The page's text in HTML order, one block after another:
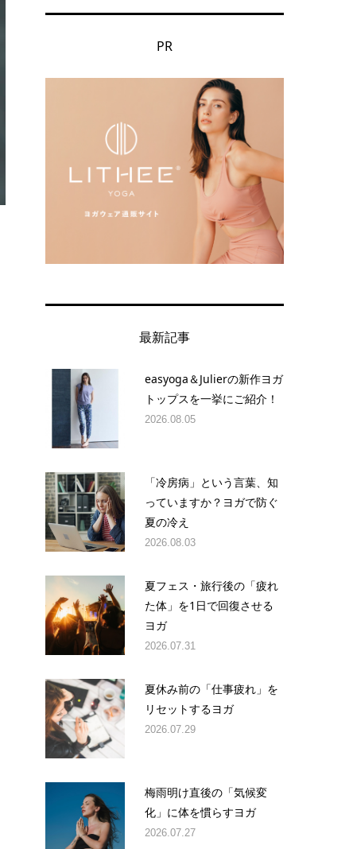
PR
最新記事
easyoga＆Julierの新作ヨガ
トップスを一挙にご紹介！
2026.08.05
「冷房病」という言葉、知
っていますか？ヨガで防ぐ
夏の冷え
2026.08.03
夏フェス・旅行後の「疲れ
た体」を1日で回復させる
ヨガ
2026.07.31
夏休み前の「仕事疲れ」を
リセットするヨガ
2026.07.29
梅雨明け直後の「気候変
化」に体を慣らすヨガ
2026.07.27